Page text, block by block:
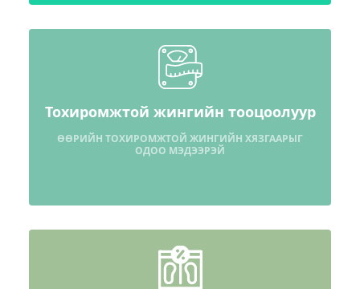
Тохиромжтой жингийн тооцоолуур
ӨӨРИЙН ТОХИРОМЖТОЙ ЖИНГИЙН ХЯЗГААРЫГ
ОДОО МЭДЭЭРЭЙ